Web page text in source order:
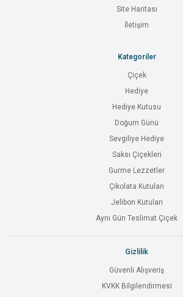
Site Haritası
İletişim
Kategoriler
Çiçek
Hediye
Hediye Kutusu
Doğum Günü
Sevgiliye Hediye
Saksı Çiçekleri
Gurme Lezzetler
Çikolata Kutuları
Jelibon Kutuları
Aynı Gün Teslimat Çiçek
Gizlilik
Güvenli Alışveriş
KVKK Bilgilendirmesi